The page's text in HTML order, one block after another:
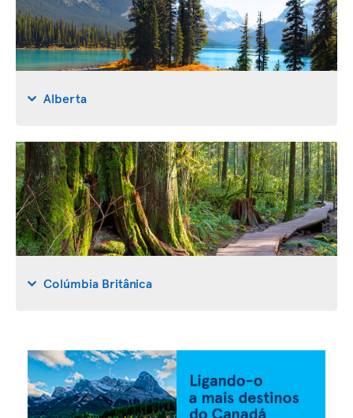
Alberta
Colúmbia Britânica